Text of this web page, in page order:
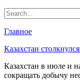
Главное
Казахстан
Казахстан в июле и
сокращать добычу